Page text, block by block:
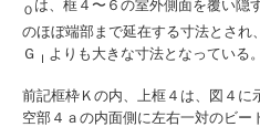
Ｏ は、框４〜６の室外側面を覆い隠
のほぼ端部まで延在する寸法とされ
Ｇ
Ｉ よりも大きな寸法となっている。
前記框枠Ｋの内、上框４は、図４に
空部４ａの内面側に左右一対のビー